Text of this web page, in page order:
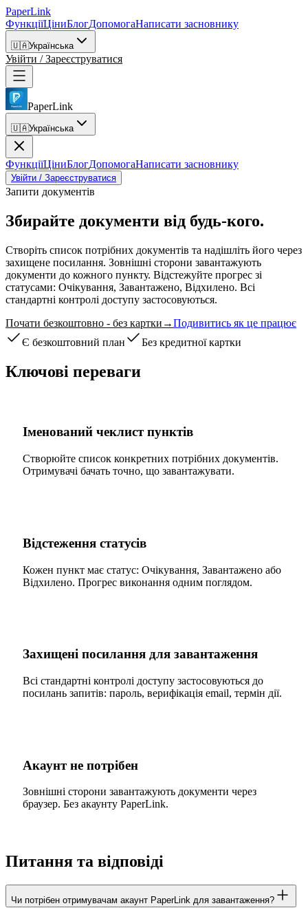
PaperLink
ФункціїЦіниБлогДопомогаНаписати засновнику
🇺🇦Українська
Увійти / Зареєструватися
PaperLink
🇺🇦Українська
ФункціїЦіниБлогДопомогаНаписати засновнику
Увійти / Зареєструватися
Запити документів
Збирайте документи від будь-кого.
Створіть список потрібних документів та надішліть його через
захищене посилання. Зовнішні сторони завантажують
документи до кожного пункту. Відстежуйте прогрес зі
статусами: Очікування, Завантажено, Відхилено. Всі
стандартні контролі доступу застосовуються.
Почати безкоштовно - без картки →Подивитись як це працює
Є безкоштовний план
Без кредитної картки
Ключові переваги
Іменований чеклист пунктів
Створюйте список конкретних потрібних документів.
Отримувачі бачать точно, що завантажувати.
Відстеження статусів
Кожен пункт має статус: Очікування, Завантажено або
Відхилено. Прогрес виконання одним поглядом.
Захищені посилання для завантаження
Всі стандартні контролі доступу застосовуються до
посилань запитів: пароль, верифікація email, термін дії.
Акаунт не потрібен
Зовнішні сторони завантажують документи через
браузер. Без акаунту PaperLink.
Питання та відповіді
Чи потрібен отримувачам акаунт PaperLink для завантаження?